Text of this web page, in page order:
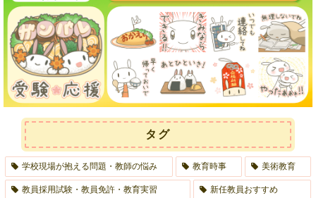
タグ
学校現場が抱える問題・教師の悩み 教育時事 美術教育
教員採用試験・教員免許・教育実習 新任教員おすすめ